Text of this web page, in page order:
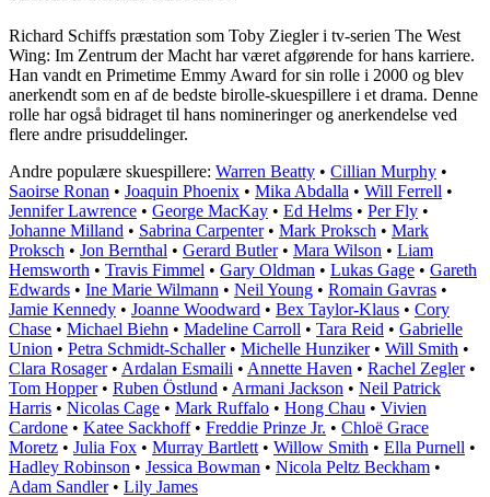
Richard Schiffs præstation som Toby Ziegler i tv-serien The West
Wing: Im Zentrum der Macht har været afgørende for hans karriere.
Han vandt en Primetime Emmy Award for sin rolle i 2000 og blev
anerkendt som en af de bedste birolle-skuespillere i et drama. Denne
rolle har også bidraget til hans nomineringer og anerkendelse ved
flere andre prisuddelinger.
Andre populære skuespillere: Warren Beatty • Cillian Murphy •
Saoirse Ronan • Joaquin Phoenix • Mika Abdalla • Will Ferrell •
Jennifer Lawrence • George MacKay • Ed Helms • Per Fly •
Johanne Milland • Sabrina Carpenter• Mark Proksch • Mark
Proksch • Jon Bernthal • Gerard Butler• Mara Wilson • Liam
Hemsworth • Travis Fimmel • Gary Oldman • Lukas Gage • Gareth
Edwards • Ine Marie Wilmann • Neil Young • Romain Gavras •
Jamie Kennedy • Joanne Woodward • Bex Taylor-Klaus • Cory
Chase • Michael Biehn • Madeline Carroll • Tara Reid • Gabrielle
Union • Petra Schmidt-Schaller• Michelle Hunziker• Will Smith •
Clara Rosager• Ardalan Esmaili • Annette Haven • Rachel Zegler•
Tom Hopper• Ruben Östlund • Armani Jackson • Neil Patrick
Harris • Nicolas Cage • Mark Ruffalo • Hong Chau • Vivien
Cardone • Katee Sackhoff• Freddie Prinze Jr. • Chloë Grace
Moretz • Julia Fox • Murray Bartlett • Willow Smith • Ella Purnell •
Hadley Robinson • Jessica Bowman • Nicola Peltz Beckham •
Adam Sandler• Lily James